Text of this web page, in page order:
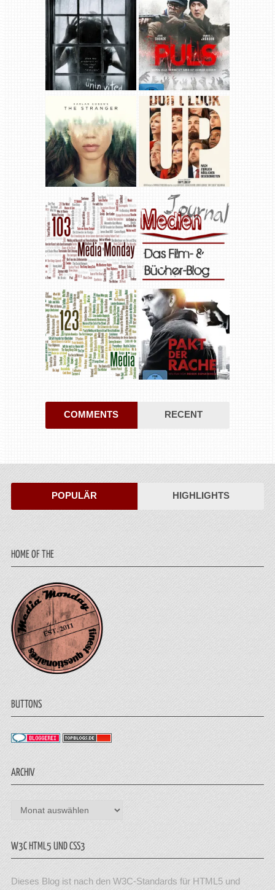
COMMENTS RECENT
POPULÄR HIGHLIGHTS
HOME OF THE
BUTTONS
ARCHIV
Archiv
W3C HTML5 UND CSS3
Dieses Blog ist nach den W3C-Standards für HTML5 und